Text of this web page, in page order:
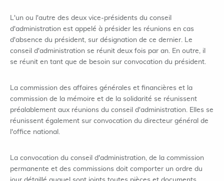
L'un ou l'autre des deux vice-présidents du conseil
d'administration est appelé à présider les réunions en cas
d'absence du président, sur désignation de ce dernier. Le
conseil d'administration se réunit deux fois par an. En outre, il
se réunit en tant que de besoin sur convocation du président.
La commission des affaires générales et financières et la
commission de la mémoire et de la solidarité se réunissent
préalablement aux réunions du conseil d'administration. Elles se
réunissent également sur convocation du directeur général de
l'office national.
La convocation du conseil d'administration, de la commission
permanente et des commissions doit comporter un ordre du